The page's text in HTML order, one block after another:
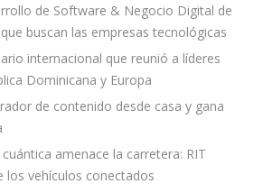
de Software & Negocio Digital de
buscan las empresas tecnológicas
internacional que reunió a líderes
Dominicana y Europa
de contenido desde casa y gana
amenace la carretera: RIT
los vehículos conectados